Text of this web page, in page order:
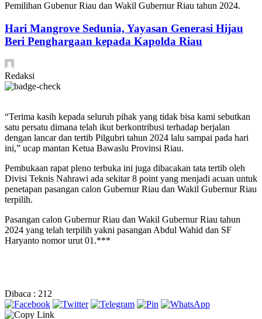
Pemilihan Gubenur Riau dan Wakil Gubernur Riau tahun 2024.
Hari Mangrove Sedunia, Yayasan Generasi Hijau
Beri Penghargaan kepada Kapolda Riau
Redaksi
“Terima kasih kepada seluruh pihak yang tidak bisa kami sebutkan
satu persatu dimana telah ikut berkontribusi terhadap berjalan
dengan lancar dan tertib Pilgubri tahun 2024 lalu sampai pada hari
ini,” ucap mantan Ketua Bawaslu Provinsi Riau.
Pembukaan rapat pleno terbuka ini juga dibacakan tata tertib oleh
Divisi Teknis Nahrawi ada sekitar 8 point yang menjadi acuan untuk
penetapan pasangan calon Gubernur Riau dan Wakil Gubernur Riau
terpilih.
Pasangan calon Gubernur Riau dan Wakil Gubernur Riau tahun
2024 yang telah terpilih yakni pasangan Abdul Wahid dan SF
Haryanto nomor urut 01.***
Dibaca : 212